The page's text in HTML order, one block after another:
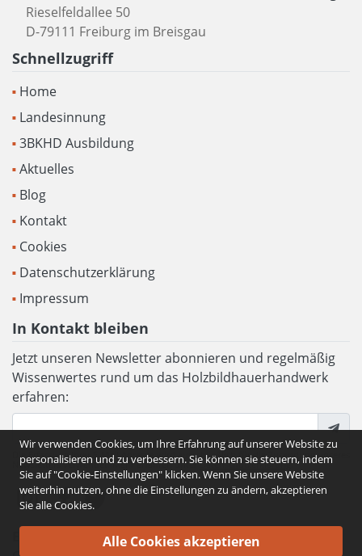
Rieselfeldallee 50
D-79111 Freiburg im Breisgau
Schnellzugriff
Home
Landesinnung
3BKHD Ausbildung
Aktuelles
Blog
Kontakt
Cookies
Datenschutzerklärung
Impressum
In Kontakt bleiben
Jetzt unseren Newsletter abonnieren und regelmäßig
Wissenwertes rund um das Holzbildhauerhandwerk
erfahren:
Die Erfassung Ihrer E-Mail Adresse wird ausschließlich für die Zusendung unseres
Newsletters verwendet. Mehr erfahren unterDatenschutzerklärung .
Entwickelt von:Net Catalyst
Wir verwenden Cookies, um Ihre Erfahrung auf unserer Website zu
personalisieren und zu verbessern. Sie können sie steuern, indem
Sie auf "Cookie-Einstellungen" klicken. Wenn Sie unsere Website
weiterhin nutzen, ohne die Einstellungen zu ändern, akzeptieren
Sie alle Cookies.